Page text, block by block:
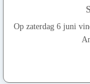
Op zaterdag 6 juni